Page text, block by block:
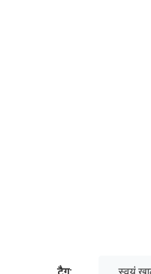
टैग: स्वयं